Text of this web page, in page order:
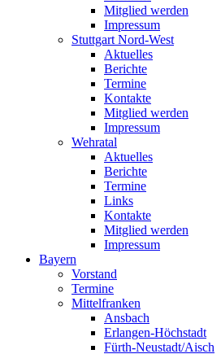
Mitglied werden
Impressum
Stuttgart Nord-West
Aktuelles
Berichte
Termine
Kontakte
Mitglied werden
Impressum
Wehratal
Aktuelles
Berichte
Termine
Links
Kontakte
Mitglied werden
Impressum
Bayern
Vorstand
Termine
Mittelfranken
Ansbach
Erlangen-Höchstadt
Fürth-Neustadt/Aisch